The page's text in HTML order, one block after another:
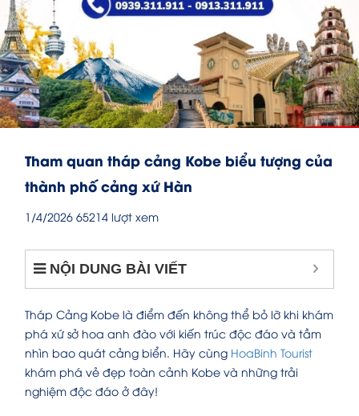
Tham quan tháp cảng Kobe biểu tượng của
thành phố cảng xứ Hàn
1/4/2026 65214 lượt xem
NỘI DUNG BÀI VIẾT
Tháp Cảng Kobe là điểm đến không thể bỏ lỡ khi khám
phá xứ sở hoa anh đào với kiến trúc độc đáo và tầm
nhìn bao quát cảng biển. Hãy cùng HoaBinh Tourist
khám phá vẻ đẹp toàn cảnh Kobe và những trải
nghiệm độc đáo ở đây!